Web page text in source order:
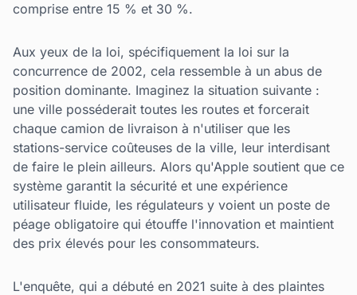
comprise entre 15 % et 30 %.
Aux yeux de la loi, spécifiquement la loi sur la
concurrence de 2002, cela ressemble à un abus de
position dominante. Imaginez la situation suivante :
une ville posséderait toutes les routes et forcerait
chaque camion de livraison à n'utiliser que les
stations-service coûteuses de la ville, leur interdisant
de faire le plein ailleurs. Alors qu'Apple soutient que ce
système garantit la sécurité et une expérience
utilisateur fluide, les régulateurs y voient un poste de
péage obligatoire qui étouffe l'innovation et maintient
des prix élevés pour les consommateurs.
L'enquête, qui a débuté en 2021 suite à des plaintes